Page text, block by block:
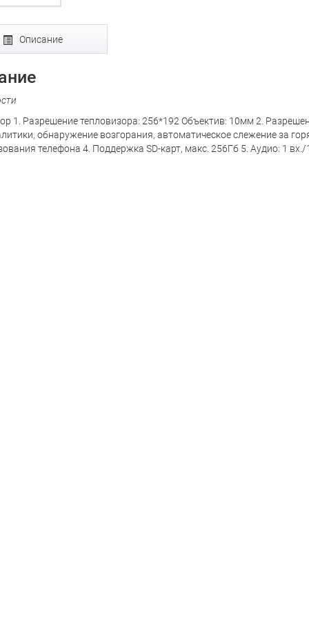
Описание
1. Разрешение тепловизора: 256*192 Объектив: 10мм 2.
обнаружение возгорания, автоматическое слежение за
телефона 4. Поддержка SD-карт, макс. 256Гб 5. Аудио: 1